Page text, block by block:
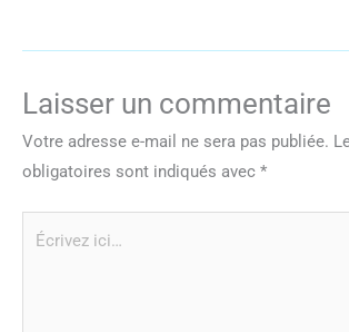
Laisser un commentaire
Votre adresse e-mail ne sera pas publiée.
obligatoires sont indiqués avec *